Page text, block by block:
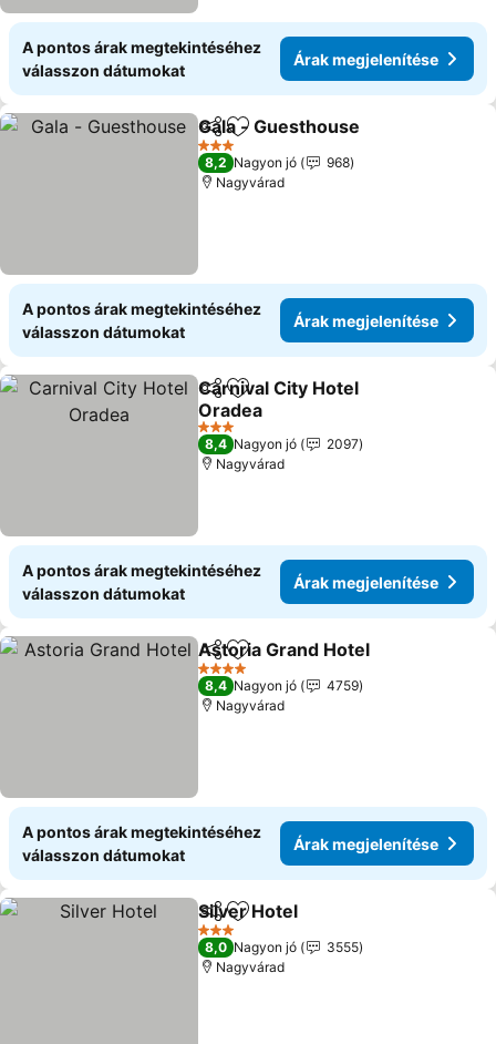
A pontos árak megtekintéséhez
válasszon dátumokat
Árak megjelenítése
Megosztás
Hozzáadás a kedvencekhez
Gala - Guesthouse
3 Kategória
8,2 Nagyon jó
968
Nagyvárad
A pontos árak megtekintéséhez
válasszon dátumokat
Árak megjelenítése
Megosztás
Hozzáadás a kedvencekhez
Carnival City Hotel
Oradea
Árak megjelenítése
3 Kategória
8,4 Nagyon jó
2097
Nagyvárad
A pontos árak megtekintéséhez
válasszon dátumokat
Árak megjelenítése
Megosztás
Hozzáadás a kedvencekhez
Astoria Grand Hotel
4 Kategória
8,4 Nagyon jó
4759
Nagyvárad
A pontos árak megtekintéséhez
válasszon dátumokat
Árak megjelenítése
Megosztás
Hozzáadás a kedvencekhez
Silver Hotel
3 Kategória
8,0 Nagyon jó
3555
Nagyvárad